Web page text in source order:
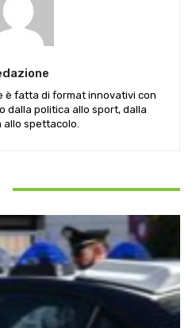
è fatta di format innovativi con
dalla politica allo sport, dalla
allo spettacolo.